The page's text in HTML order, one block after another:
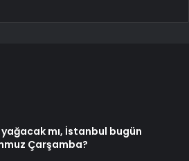
mı, İstanbul bugün
Çarşamba?